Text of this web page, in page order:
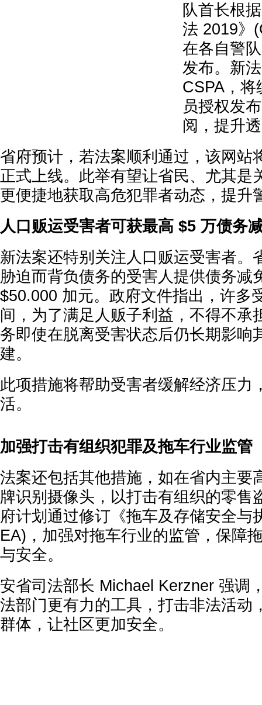
队首长根
法 2019》
在各自警
发布。新
CSPA，将
员授权发
阅，提升
省府预计，若法案顺利通过，该网站
正式上线。此举有望让省民、尤其是
更便捷地获取高危犯罪者动态，提升
人口贩运受害者可获最高 $5 万债务
新法案还特别关注人口贩运受害者。
胁迫而背负债务的受害人提供债务减
$50.000 加元。政府文件指出，许多
间，为了满足人贩子利益，不得不承
务即使在脱离受害状态后仍长期影响
建。
此项措施将帮助受害者缓解经济压力
活。
加强打击有组织犯罪及拖车行业监管
法案还包括其他措施，如在省内主要
牌识别摄像头，以打击有组织的零售
府计划通过修订《拖车及存储安全与
EA)，加强对拖车行业的监管，保障
与安全。
安省司法部长 Michael Kerzner 强调
法部门更有力的工具，打击非法活动
群体，让社区更加安全。